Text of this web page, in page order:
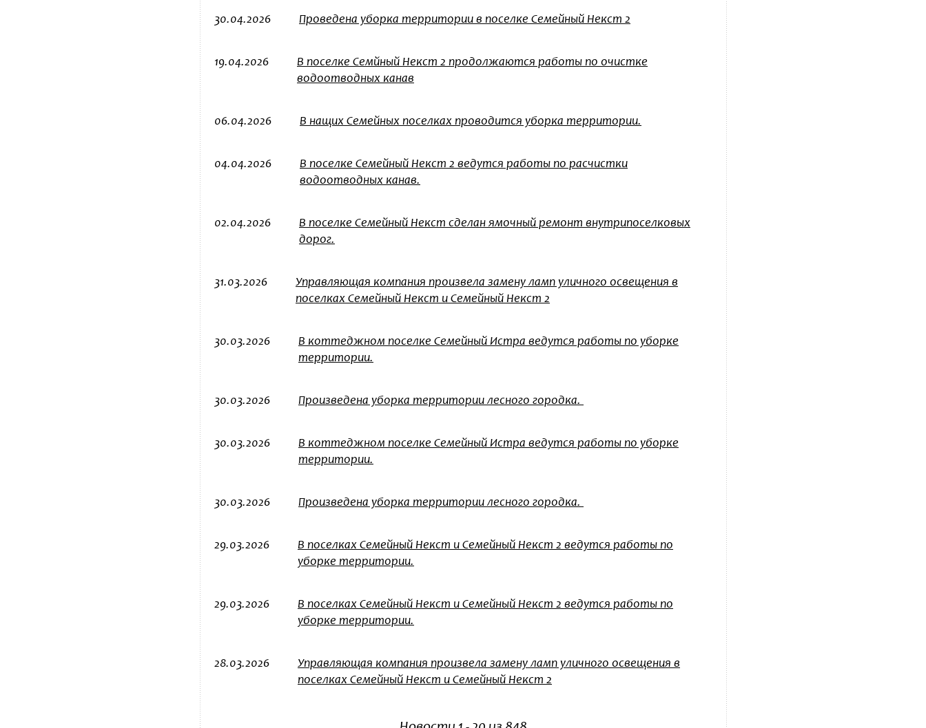
30.04.2026 Проведена уборка территории в поселке Семейный Некст 2
19.04.2026
В поселке Семйный Некст 2 продолжаются работы по очистке
водоотводных канав
06.04.2026 В нащих Семейных поселках проводится уборка территории.
04.04.2026
В поселке Семейный Некст 2 ведутся работы по расчистки
водоотводных канав.
02.04.2026
В поселке Семейный Некст сделан ямочный ремонт внутрипоселковых
дорог.
31.03.2026
Управляющая компания произвела замену ламп уличного освещения в
поселках Семейный Некст и Семейный Некст 2
30.03.2026
В коттеджном поселке Семейный Истра ведутся работы по уборке
территории.
30.03.2026 Произведена уборка территории лесного городка.
30.03.2026
В коттеджном поселке Семейный Истра ведутся работы по уборке
территории.
30.03.2026 Произведена уборка территории лесного городка.
29.03.2026
В поселках Семейный Некст и Семейный Некст 2 ведутся работы по
уборке территории.
29.03.2026
В поселках Семейный Некст и Семейный Некст 2 ведутся работы по
уборке территории.
28.03.2026
Управляющая компания произвела замену ламп уличного освещения в
поселках Семейный Некст и Семейный Некст 2